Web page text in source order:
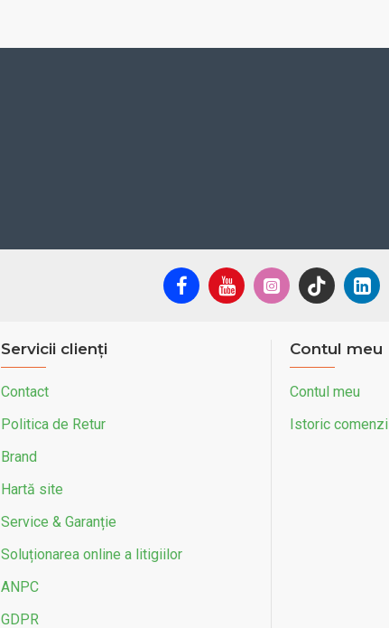
Servicii clienți
Contact
Politica de Retur
Brand
Hartă site
Service & Garanție
Soluționarea online a litigiilor
ANPC
GDPR
Contul meu
Contul meu
Istoric comenzi